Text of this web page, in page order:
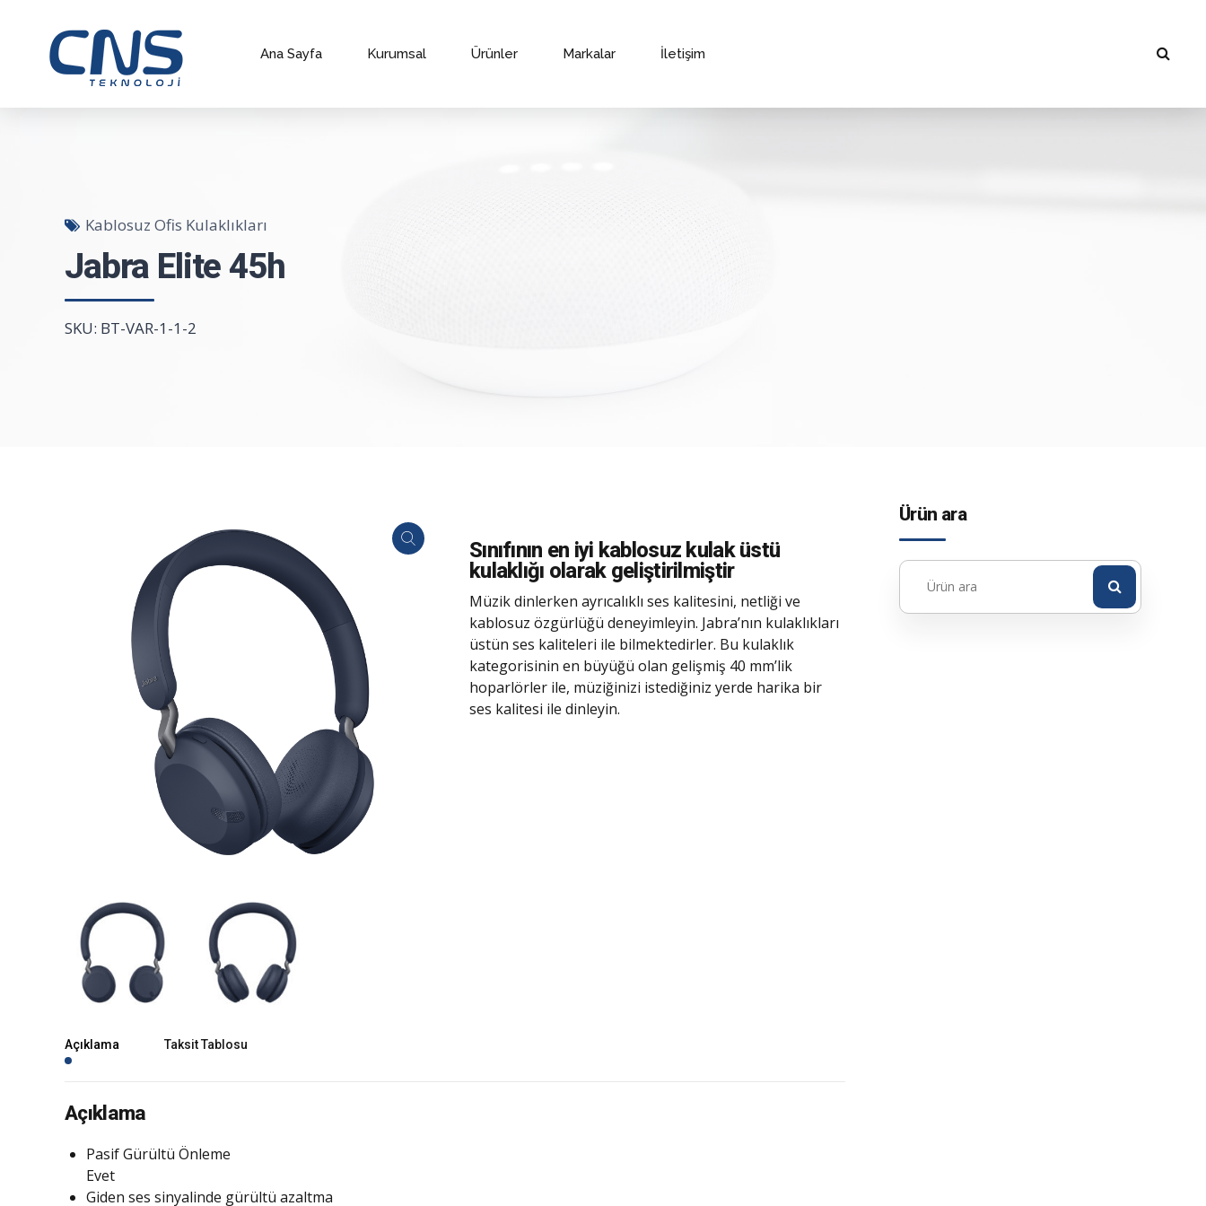
Ana Sayfa Kurumsal Ürünler Markalar İletişim
Kablosuz Ofis Kulaklıkları
Jabra Elite 45h
SKU: BT-VAR-1-1-2
Sınıfının en iyi kablosuz kulak üstü
kulaklığı olarak geliştirilmiştir
Müzik dinlerken ayrıcalıklı ses kalitesini, netliği ve
kablosuz özgürlüğü deneyimleyin. Jabra’nın kulaklıkları
üstün ses kaliteleri ile bilmektedirler. Bu kulaklık
kategorisinin en büyüğü olan gelişmiş 40 mm’lik
hoparlörler ile, müziğinizi istediğiniz yerde harika bir
ses kalitesi ile dinleyin.
Açıklama Taksit Tablosu
Açıklama
Pasif Gürültü Önleme
Evet
Giden ses sinyalinde gürültü azaltma
Ürün ara